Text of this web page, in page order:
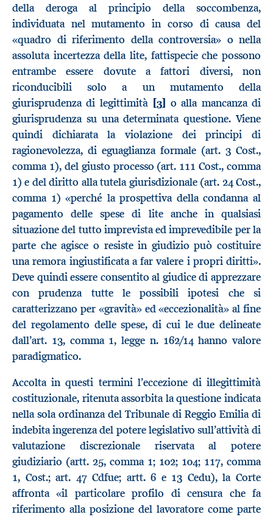
della deroga al principio della soccombenza,
individuata nel mutamento in corso di causa del
«quadro di riferimento della controversia» o nella
assoluta incertezza della lite, fattispecie che possono
entrambe essere dovute a fattori diversi, non
riconducibili solo a un mutamento della
giurisprudenza di legittimità [3] o alla mancanza di
giurisprudenza su una determinata questione. Viene
quindi dichiarata la violazione dei principi di
ragionevolezza, di eguaglianza formale (art. 3 Cost.,
comma 1), del giusto processo (art. 111 Cost., comma
1) e del diritto alla tutela giurisdizionale (art. 24 Cost.,
comma 1) «perché la prospettiva della condanna al
pagamento delle spese di lite anche in qualsiasi
situazione del tutto imprevista ed imprevedibile per la
parte che agisce o resiste in giudizio può costituire
una remora ingiustificata a far valere i propri diritti».
Deve quindi essere consentito al giudice di apprezzare
con prudenza tutte le possibili ipotesi che si
caratterizzano per «gravità» ed «eccezionalità» al fine
del regolamento delle spese, di cui le due delineate
dall’art. 13, comma 1, legge n. 162/14 hanno valore
paradigmatico.
Accolta in questi termini l’eccezione di illegittimità
costituzionale, ritenuta assorbita la questione indicata
nella sola ordinanza del Tribunale di Reggio Emilia di
indebita ingerenza del potere legislativo sull’attività di
valutazione discrezionale riservata al potere
giudiziario (artt. 25, comma 1; 102; 104; 117, comma
1, Cost.; art. 47 Cdfue; artt. 6 e 13 Cedu), la Corte
affronta «il particolare profilo di censura che fa
riferimento alla posizione del lavoratore come parte